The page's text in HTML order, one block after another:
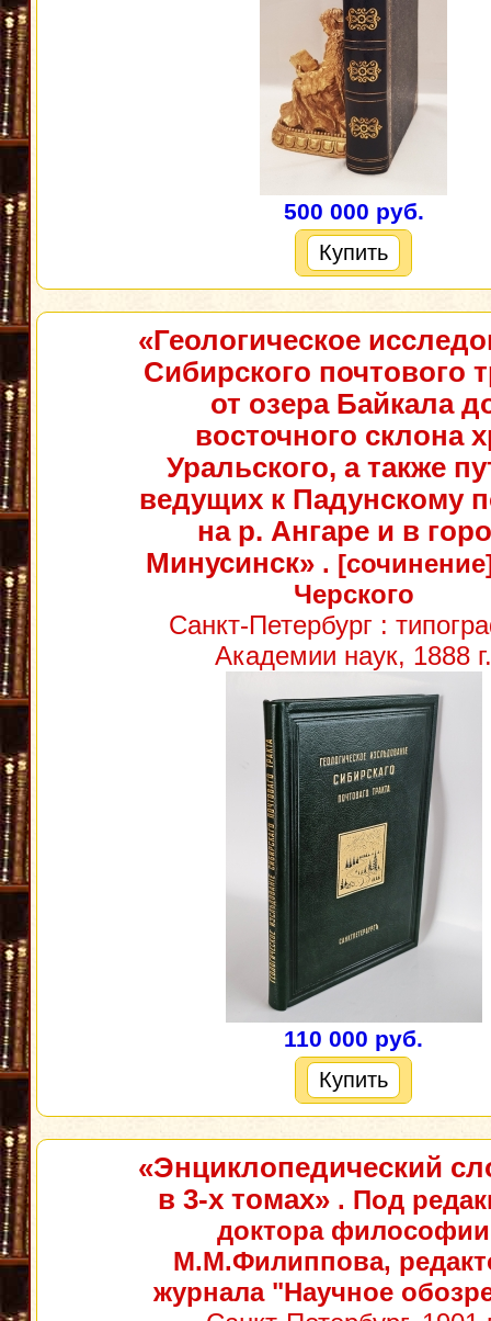
500 000 руб.
Купить
«Геологическое
Сибирского почтового
от озера Байкала
восточного склона
Уральского, а также
ведущих к Падунскому
на р. Ангаре и в
Минусинск».
Черского
Санкт-Петербург :
Академии наук, 1888 г.
110 000 руб.
Купить
«Энциклопедический
в 3-х томах». Под
доктора философии
М.М.Филиппова,
журнала "Научное